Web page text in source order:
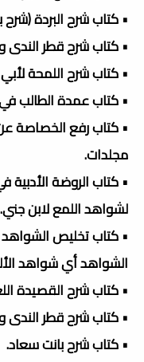
• كتاب شرح البردة
• كتاب شرح قطر
• كتاب شرح اللمحة
• كتاب عمدة الطالب
• كتاب رفع الخصاصة
مجلدات.
• كتاب الروضة
لشواهد اللمع لابن جني.
• كتاب تخليص
الشواهد أي شواهد
• كتاب شرح القصيدة
• كتاب شرح قطر الندى
• كتاب شرح بانت سعاد.